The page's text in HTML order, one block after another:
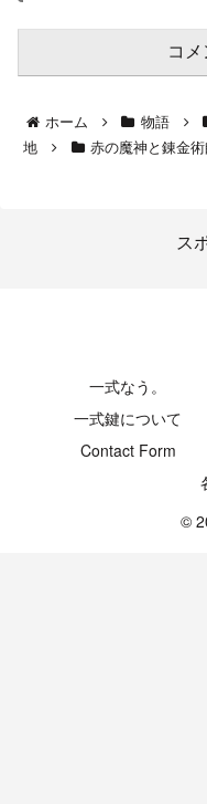
コ
ホーム 物語
地
赤の魔神と錬金
ス
一式なう。
一式鍵について
Contact Form
©